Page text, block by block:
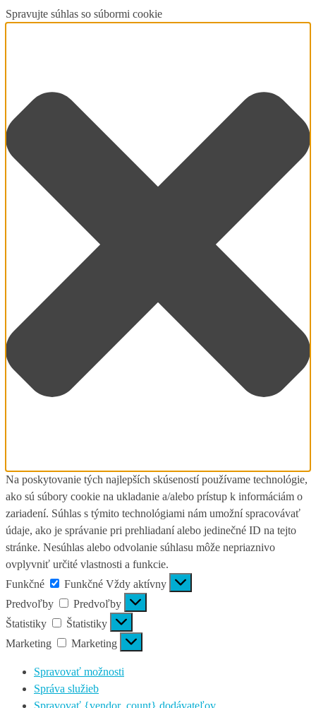
Spravujte súhlas so súbormi cookie
Na poskytovanie tých najlepších skúseností používame technológie,
ako sú súbory cookie na ukladanie a/alebo prístup k informáciám o
zariadení. Súhlas s týmito technológiami nám umožní spracovávať
údaje, ako je správanie pri prehliadaní alebo jedinečné ID na tejto
stránke. Nesúhlas alebo odvolanie súhlasu môže nepriaznivo
ovplyvniť určité vlastnosti a funkcie.
Funkčné
Funkčné Vždy aktívny
Predvoľby
Predvoľby
Štatistiky
Štatistiky
Marketing
Marketing
Spravovať možnosti
Správa služieb